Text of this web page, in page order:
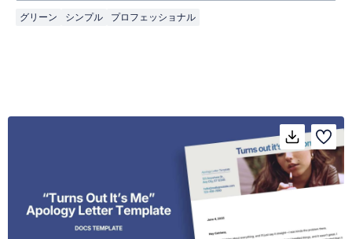
グリーン シンプル プロフェッショナル